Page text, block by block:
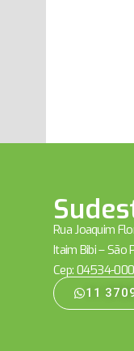
Rua Joaquim
Itaim Bibi – São
Cep: 04534-000
11